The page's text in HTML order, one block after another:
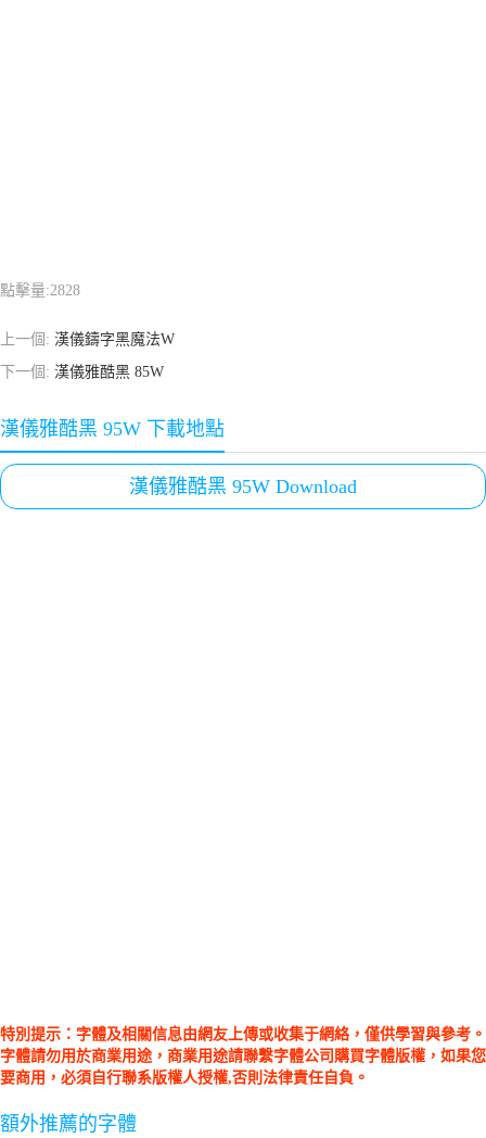
點擊量:2828
上一個: 漢儀鑄字黑魔法W
下一個: 漢儀雅酷黑 85W
漢儀雅酷黑 95W 下載地點
漢儀雅酷黑 95W Download
特別提示：字體及相關信息由網友上傳或收集于網絡，僅供學習與參考。
字體請勿用於商業用途，商業用途請聯繫字體公司購買字體版權，如果您
要商用，必須自行聯系版權人授權,否則法律責任自負。
額外推薦的字體